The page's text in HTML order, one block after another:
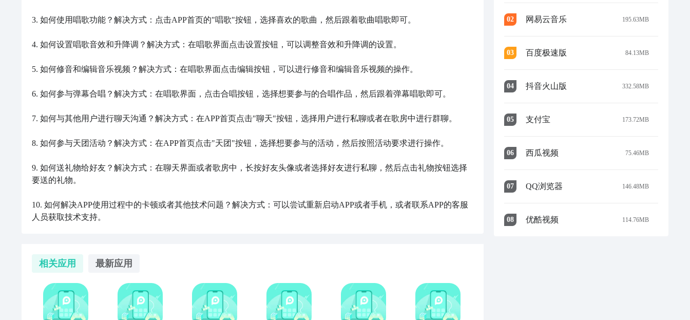
3. 如何使用唱歌功能？解决方式：点击APP首页的"唱歌"按钮，选择喜欢的歌曲，然后跟着歌曲唱歌即可。
4. 如何设置唱歌音效和升降调？解决方式：在唱歌界面点击设置按钮，可以调整音效和升降调的设置。
5. 如何修音和编辑音乐视频？解决方式：在唱歌界面点击编辑按钮，可以进行修音和编辑音乐视频的操作。
6. 如何参与弹幕合唱？解决方式：在唱歌界面，点击合唱按钮，选择想要参与的合唱作品，然后跟着弹幕唱歌即可。
7. 如何与其他用户进行聊天沟通？解决方式：在APP首页点击"聊天"按钮，选择用户进行私聊或者在歌房中进行群聊。
8. 如何参与天团活动？解决方式：在APP首页点击"天团"按钮，选择想要参与的活动，然后按照活动要求进行操作。
9. 如何送礼物给好友？解决方式：在聊天界面或者歌房中，长按好友头像或者选择好友进行私聊，然后点击礼物按钮选择
要送的礼物。
10. 如何解决APP使用过程中的卡顿或者其他技术问题？解决方式：可以尝试重新启动APP或者手机，或者联系APP的客服
人员获取技术支持。
相关应用 最新应用
02 网易云音乐 195.63MB
03 百度极速版 84.13MB
04 抖音火山版 332.58MB
05 支付宝 173.72MB
06 西瓜视频 75.46MB
07 QQ浏览器 146.48MB
08 优酷视频 114.76MB